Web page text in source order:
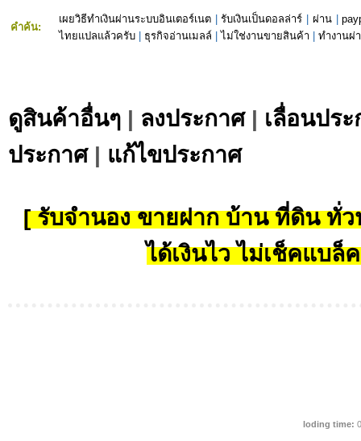
คำค้น:
เผยวิธีทำเงินผ่านระบบอินเตอร์เนต |รับเงินเป็นดอลล่าร์ ผ่าน|
ไทยแปลแล้วครับ
ธุรกิจอ่านเมลล์ |ไม่ใช่งานขายสินค้า ทำงานผ่
ดูสินค้าอื่นๆ | ลงประกาศ| เลื่อนปร
ประกาศ| แก้ไขประกาศ
[ รับจำนอง ขายฝาก บ้าน ที่ดิน ทั่ว
ได้เงินไว ไม่เช็คแบล็
loding time: